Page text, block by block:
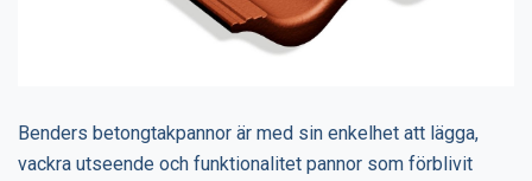
Benders betongtakpannor är med sin enkelhet att lägga,
vackra utseende och funktionalitet pannor som förblivit